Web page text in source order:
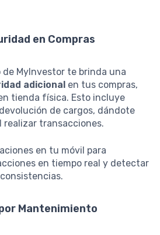
en Compras
MyInvestor te brinda una
adicional en tus compras,
tienda física. Esto incluye
de cargos, dándote
transacciones.
en tu móvil para
en tiempo real y detectar
Mantenimiento